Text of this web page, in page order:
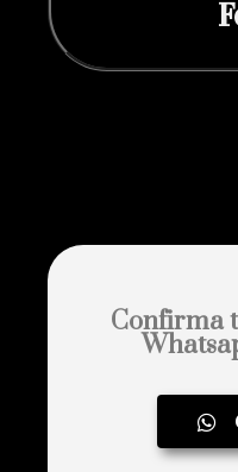
Confirma